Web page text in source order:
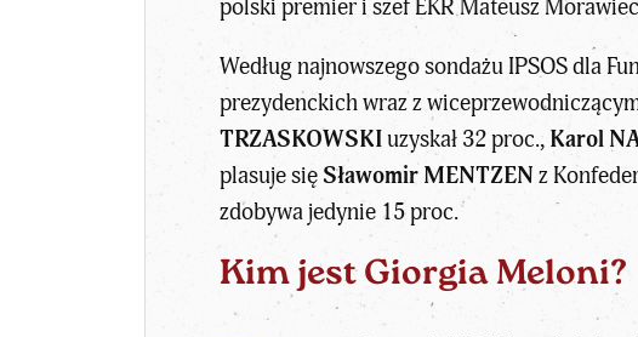
polski premier i szef EKR Mateusz
Według najnowszego sondażu IPSOS dla
prezydenckichwraz z
TRZASKOWSKIuzyskał 32 proc., Karol
plasuje się Sławomir MENTZENz
zdobywa jedynie 15 proc.
Kim jest Giorgia Meloni?